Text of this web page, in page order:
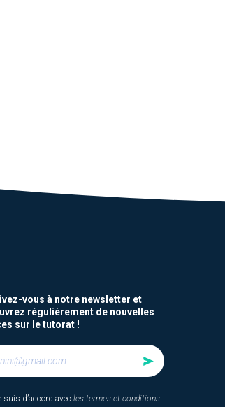
vous à notre newsletter et
régulièrement de nouvelles
sur le tutorat !
suis d’accord avec les termes et conditions